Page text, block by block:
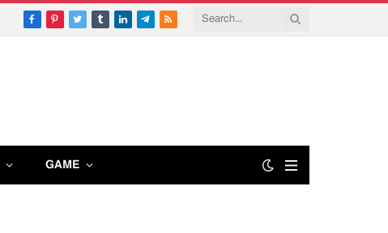
Facebook
Pinterest
TwitterTumblrLinkedInTelegram
RSS
GAME